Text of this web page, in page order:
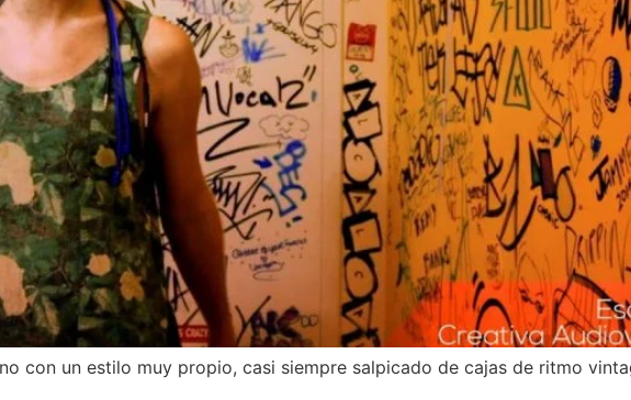
con un estilo muy propio, casi siempre salpicado de cajas de ritmo